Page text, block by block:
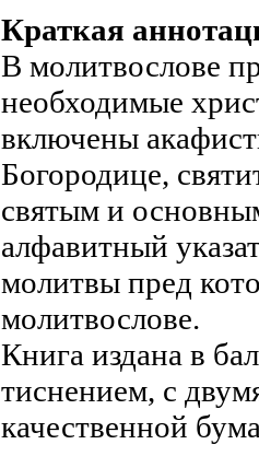
Краткая
В молитвослове
необходимые
включены
Богородице,
святым и
алфавитный
молитвы пред
молитвослове.
Книга издана в
тиснением, с
качественной